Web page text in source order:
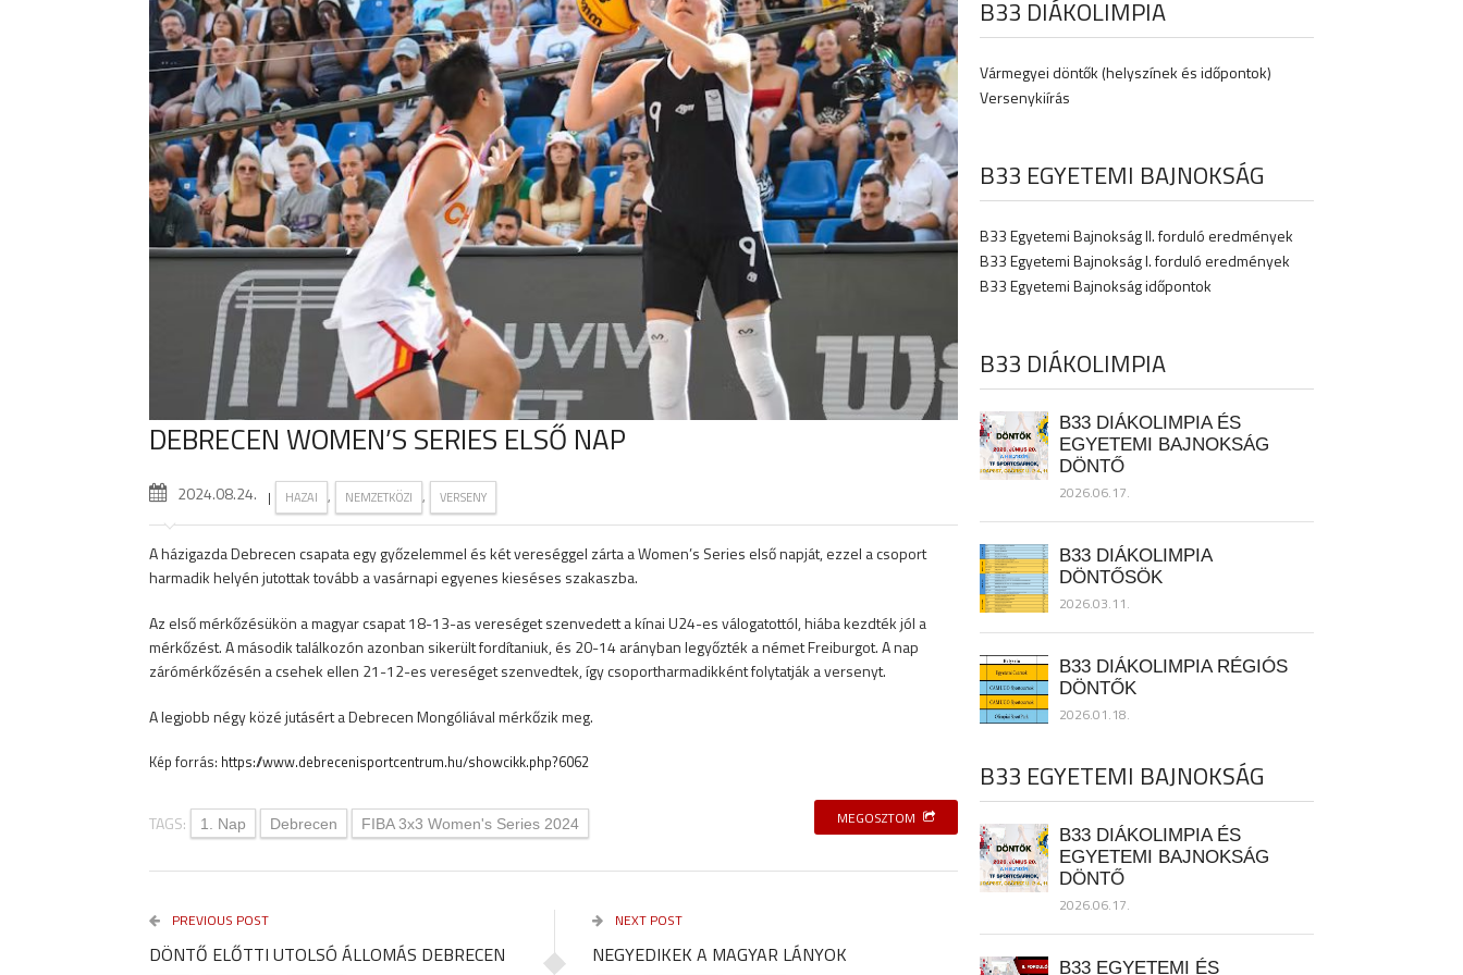
DEBRECEN WOMEN’S SERIES ELSŐ NAP
2024.08.24. | HAZAI , NEMZETKÖZI , VERSENY
A házigazda Debrecen csapata egy győzelemmel és két vereséggel zárta a Women’s Series első napját, ezzel a csoport
harmadik helyén jutottak tovább a vasárnapi egyenes kieséses szakaszba.
Az első mérkőzésükön a magyar csapat 18-13-as vereséget szenvedett a kínai U24-es válogatottól, hiába kezdték jól a
mérkőzést. A második találkozón azonban sikerült fordítaniuk, és 20-14 arányban legyőzték a német Freiburgot. A nap
zárómérkőzésén a csehek ellen 21-12-es vereséget szenvedtek, így csoportharmadikként folytatják a versenyt.
A legjobb négy közé jutásért a Debrecen Mongóliával mérkőzik meg.
Kép forrás: https://www.debrecenisportcentrum.hu/showcikk.php?6062
TAGS: 1. Nap Debrecen FIBA 3x3 Women's Series 2024 MEGOSZTOM
PREVIOUS POST
DÖNTŐ ELŐTTI UTOLSÓ ÁLLOMÁS DEBRECEN
NEXT POST
NEGYEDIKEK A MAGYAR LÁNYOK
B33 DIÁKOLIMPIA
Vármegyei döntők (helyszínek és időpontok)
Versenykiírás
B33 EGYETEMI BAJNOKSÁG
B33 Egyetemi Bajnokság II. forduló eredmények
B33 Egyetemi Bajnokság I. forduló eredmények
B33 Egyetemi Bajnokság időpontok
B33 DIÁKOLIMPIA
B33 DIÁKOLIMPIA ÉS
EGYETEMI BAJNOKSÁG
DÖNTŐ
2026.06.17.
B33 DIÁKOLIMPIA
DÖNTŐSÖK
2026.03.11.
B33 DIÁKOLIMPIA RÉGIÓS
DÖNTŐK
2026.01.18.
B33 EGYETEMI BAJNOKSÁG
B33 DIÁKOLIMPIA ÉS
EGYETEMI BAJNOKSÁG
DÖNTŐ
2026.06.17.
B33 EGYETEMI ÉS